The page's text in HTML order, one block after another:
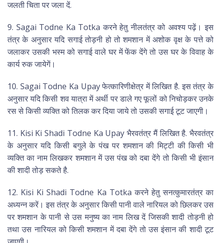
जलती चिता पर जला दें.
9. Sagai Todne Ka Totka करने हेतु नीलतंत्र को अवश्य पढ़ें। इस
तंत्र के अनुसार यदि सगाई तोड़नी हो तो शमशान में अशोक वृक्ष के पत्ते को
जलाकर उसकी भस्म को सगाई वाले घर में फेंक देंगे तो उस घर के विवाह के
कार्य रुक जायेगें।
10. Sagai Todne Ka Upay फेत्कारिणीक्षेत्र में लिखित है. इस तंत्र के
अनुसार यदि किसी शव यात्रा में अर्थी पर डाले गए फूलों को निचोड़कर उनके
रस से किसी व्यक्ति को तिलक कर दिया जाये तो उसकी सगाई टूट जाएगी।
11. Kisi Ki Shadi Todne Ka Upay भैरवतंत्र मैं लिखित है. भैरवतंत्र
के अनुसार यदि किसी बगुले के पंख पर शमशान की मिट्टी की किसी भी
व्यक्ति का नाम लिखकर शमशान में उस पंख को दबा देंगे तो किसी भी इंसान
की शादी तोड़ सकते है.
12. Kisi Ki Shadi Todne Ka Totka करने हेतु सनत्कुमारतंत्र का
अध्यन्न करें। इस तंत्र के अनुसार किसी पानी वाले नारियल को छिलकर उस
पर शमशान के पानी से उस मनुष्य का नाम लिख दें जिसकी शादी तोड़नी हो
तथा उस नारियल को किसी शमशान में दबा देंगे तो उस इंसान की शादी टूट